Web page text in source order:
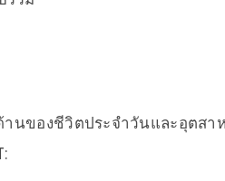
นของชีวิตประจำวันและอุตสา